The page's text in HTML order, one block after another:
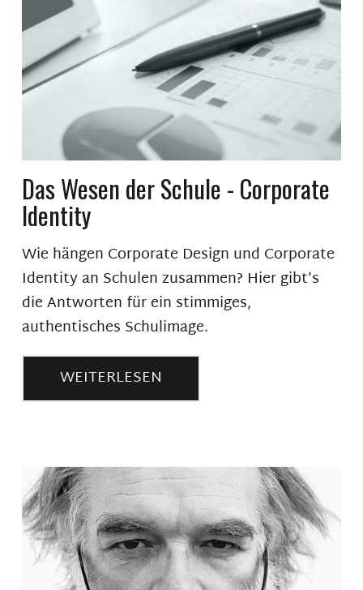
Das Wesen der Schule - Corporate
Identity
Wie hängen Corporate Design und Corporate
Identity an Schulen zusammen? Hier gibt’s
die Antworten für ein stimmiges,
authentisches Schulimage.
WEITERLESEN